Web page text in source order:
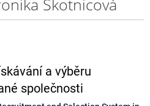
a výběru
společnosti